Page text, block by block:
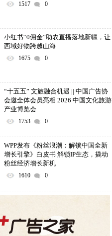
1517 0
小红书“0佣金”助农直播落地新疆，让
西域好物跨越山海
1675 0
“十五五” 文旅融合机遇 || 中国广告协
会邀全体会员亮相 2026 中国文化旅游
产业博览会
1753 0
WPP发布《粉丝浪潮：解锁中国全新
增长引擎》白皮书 解锁IP生态，撬动
粉丝经济增长新机
1610 0